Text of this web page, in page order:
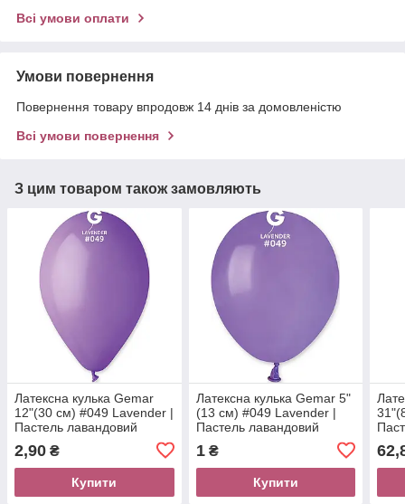
Всі умови оплати
Умови повернення
Повернення товару впродовж 14 днів за домовленістю
Всі умови повернення
З цим товаром також замовляють
Латексна кулька Gemar
12"(30 см) #049 Lavender |
Пастель лавандовий
2,90 ₴
Купити
Латексна кулька Gemar 5"
(13 см) #049 Lavender |
Пастель лавандовий
1₴
Купити